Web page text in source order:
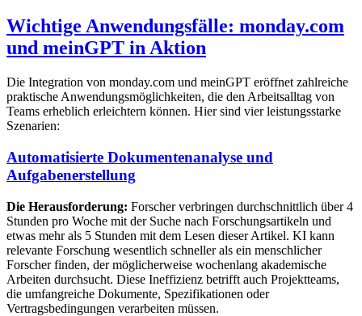
Wichtige Anwendungsfälle: monday.com
und meinGPT in Aktion
Die Integration von monday.com und meinGPT eröffnet zahlreiche
praktische Anwendungsmöglichkeiten, die den Arbeitsalltag von
Teams erheblich erleichtern können. Hier sind vier leistungsstarke
Szenarien:
Automatisierte Dokumentenanalyse und
Aufgabenerstellung
Die Herausforderung: Forscher verbringen durchschnittlich über 4
Stunden pro Woche mit der Suche nach Forschungsartikeln und
etwas mehr als 5 Stunden mit dem Lesen dieser Artikel. KI kann
relevante Forschung wesentlich schneller als ein menschlicher
Forscher finden, der möglicherweise wochenlang akademische
Arbeiten durchsucht. Diese Ineffizienz betrifft auch Projektteams,
die umfangreiche Dokumente, Spezifikationen oder
Vertragsbedingungen verarbeiten müssen.